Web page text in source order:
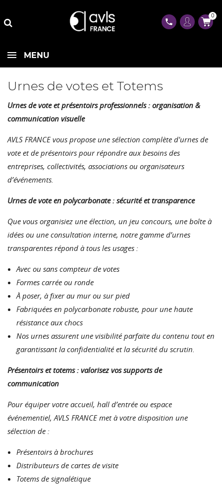
phone
0
MENU
Urnes de votes et Totems
Urnes de vote et présentoirs professionnels : organisation &
communication visuelle
AVLS FRANCE vous propose une sélection complète d'urnes de
vote et de présentoirs pour répondre aux besoins des
entreprises, collectivités, associations ou organisateurs
d’événements.
Urnes de vote en polycarbonate : sécurité et transparence
Que vous organisiez une élection, un jeu concours, une boîte à
idées ou une consultation interne, notre gamme d’urnes
transparentes répond à tous les usages :
Avec ou sans compteur de votes
Formes carrée ou ronde
À poser, à fixer au mur ou sur pied
Fabriquées en polycarbonate robuste, pour une haute
résistance aux chocs
Nos urnes assurent une visibilité parfaite du contenu tout en
garantissant la confidentialité et la sécurité du scrutin.
Présentoirs et totems : valorisez vos supports de
communication
Pour équiper votre accueil, hall d’entrée ou espace
événementiel, AVLS FRANCE met à votre disposition une
sélection de :
Présentoirs à brochures
Distributeurs de cartes de visite
Totems de signalétique